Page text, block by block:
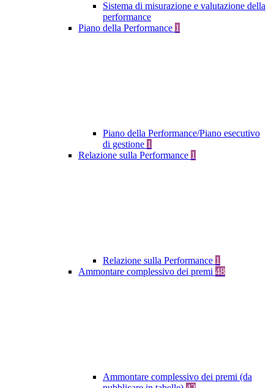
Sistema di misurazione e valutazione della
performance
Piano della Performance 1
Piano della Performance/Piano esecutivo
di gestione 1
Relazione sulla Performance 1
Relazione sulla Performance 1
Ammontare complessivo dei premi 48
Ammontare complessivo dei premi (da